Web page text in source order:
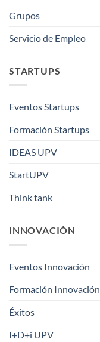
Grupos
Servicio de Empleo
STARTUPS
Eventos Startups
Formación Startups
IDEAS UPV
StartUPV
Think tank
INNOVACIÓN
Eventos Innovación
Formación Innovación
Éxitos
I+D+i UPV